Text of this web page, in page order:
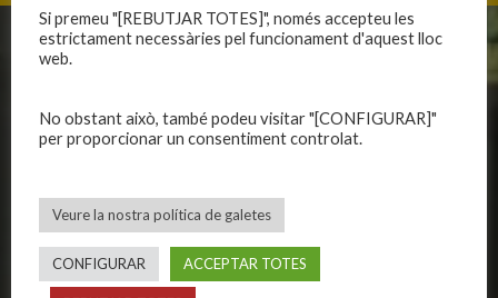
CLUB
Política de privadesa
Política de galetes
Primer equip femení
C.E. El Vilar
Escola
Si premeu "[REBUTJAR TOTES]", només accepteu les
estrictament necessàries pel funcionament d'aquest lloc
web.
No obstant això, també podeu visitar "[CONFIGURAR]"
per proporcionar un consentiment controlat.
Veure la nostra política de galetes
CONFIGURAR ACCEPTAR TOTES